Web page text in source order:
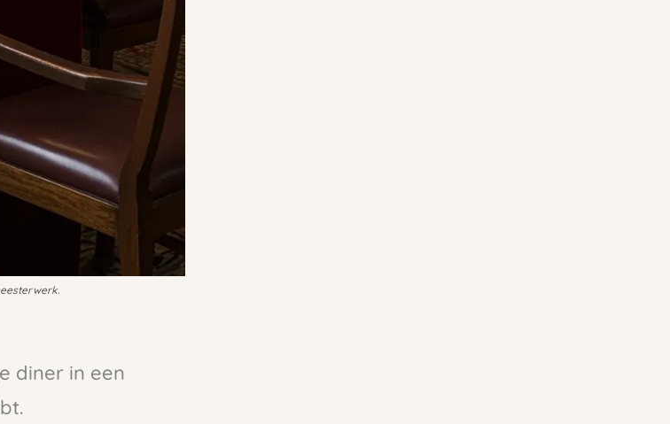
diner in een